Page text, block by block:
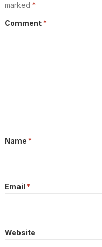
marked *
Comment *
Name *
Email *
Website